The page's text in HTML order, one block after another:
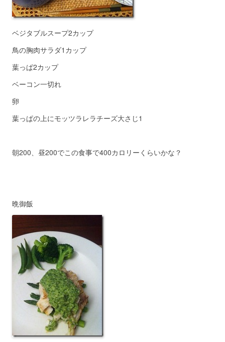
ベジタブルスープ2カップ
鳥の胸肉サラダ1カップ
葉っぱ2カップ
ベーコン一切れ
卵
葉っぱの上にモッツラレラチーズ大さじ1
朝200、昼200でこの食事で400カロリーくらいかな？
晩御飯